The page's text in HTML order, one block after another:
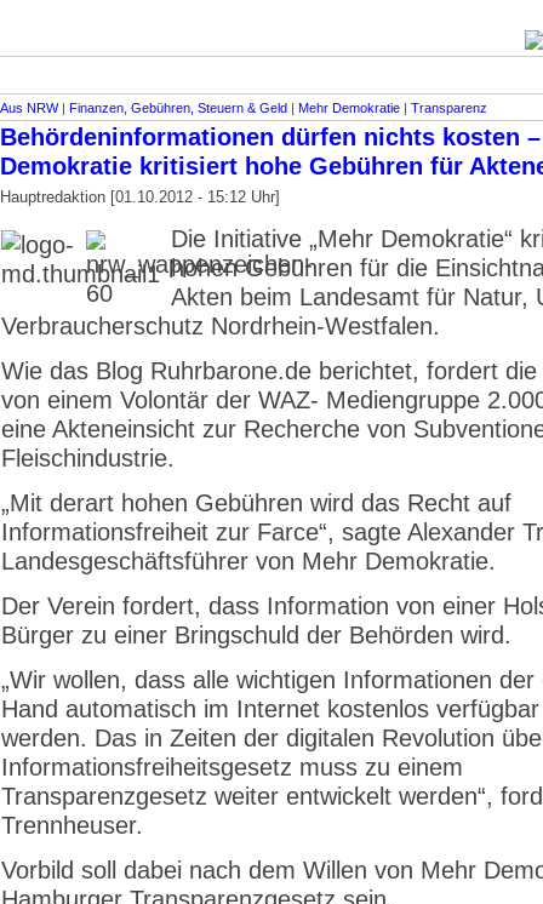
Aus NRW| Finanzen, Gebühren, Steuern & Geld | Mehr Demokratie | Transparenz
Behördeninformationen dürfen nichts kosten
Demokratie kritisiert hohe Gebühren für
Hauptredaktion [01.10.2012 - 15:12 Uhr]
Die Initiative „Mehr Demokratie“
hohen Gebühren für die
Akten beim Landesamt für Natur,
Verbraucherschutz Nordrhein-Westfalen.
Wie das Blog Ruhrbarone.de berichtet, fordert
von einem Volontär der WAZ- Mediengruppe
eine Akteneinsicht zur Recherche von
Fleischindustrie.
„Mit derart hohen Gebühren wird das Recht auf
Informationsfreiheit zur Farce“, sagte Alexander
Landesgeschäftsführer von Mehr Demokratie.
Der Verein fordert, dass Information von einer
Bürger zu einer Bringschuld der Behörden wird.
„Wir wollen, dass alle wichtigen Informationen
Hand automatisch im Internet kostenlos
werden. Das in Zeiten der digitalen Revolution
Informationsfreiheitsgesetz muss zu einem
Transparenzgesetz weiter entwickelt werden“,
Trennheuser.
Vorbild soll dabei nach dem Willen von Mehr